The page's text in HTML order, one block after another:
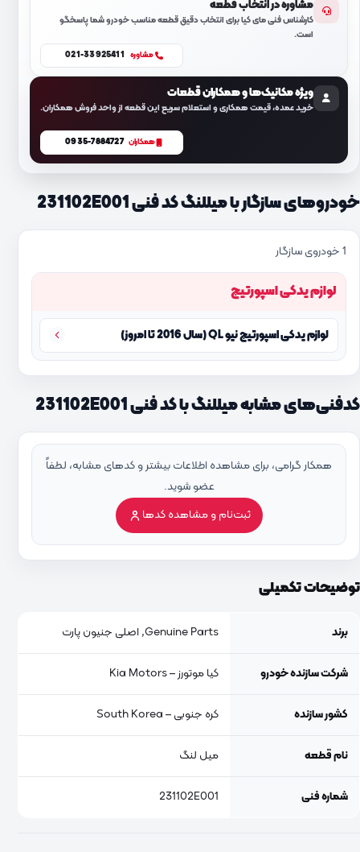
مشاوره در انتخاب قطعه
کارشناس فنی مای کیا برای انتخاب دقیق قطعه مناسب خودرو شما پاسخگو
است.
مشاوره 021-33925411
ویژه مکانیک‌ها و همکاران قطعات
خرید عمده، قیمت همکاری و استعلام سریع این قطعه از واحد فروش همکاران.
همکاران 0935-7884727
خودروهای سازگار با میللنگ کد فنی 231102E001
1 خودروی سازگار
لوازم یدکی اسپورتیج
لوازم یدکی اسپورتیج نیو QL (سال 2016 تا امروز)
کدفنی‌های مشابه میللنگ با کد فنی 231102E001
همکار گرامی، برای مشاهده اطلاعات بیشتر و کدهای مشابه، لطفاً
عضو شوید.
ثبت‌نام و مشاهده کدها
توضیحات تکمیلی
برند Genuine Parts, اصلی جنیون پارت
شرکت سازنده خودرو کیا موتورز – Kia Motors
کشور سازنده کره جنوبی – South Korea
نام قطعه میل لنگ
شماره فنی 231102E001